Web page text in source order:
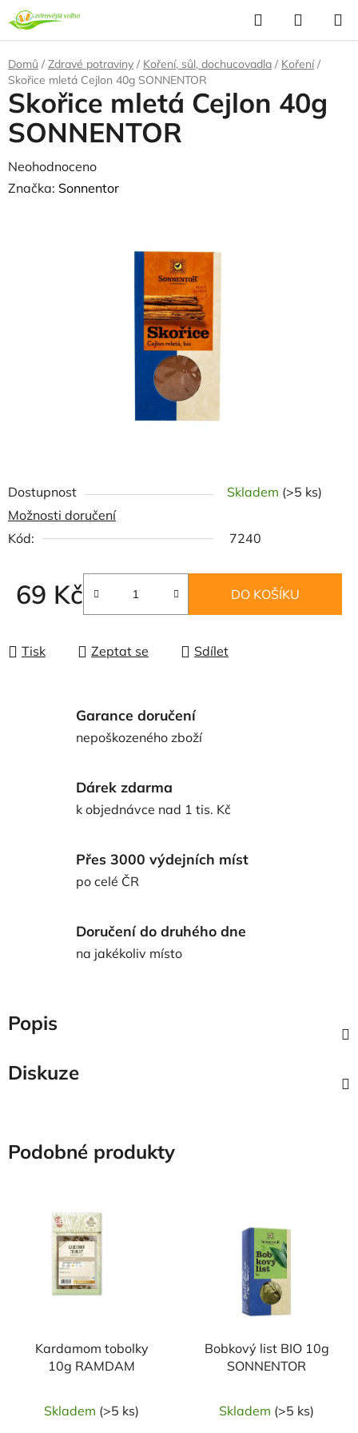
Přejít
na
obsah
Hledat
KOŠÍK
Domů / Zdravé potraviny / Koření, sůl, dochucovadla / Koření /
Skořice mletá Cejlon 40g SONNENTOR
Dostupnost Skladem (>5 ks)
Možnosti doručení
Kód:
7240
69 Kč
Měrná cena:
DO KOŠÍKU
Tisk Zeptat se Sdílet
Skořice mletá Cejlon 40g
SONNENTOR
Průměrné
hodnocení
Neohodnoceno
Značka: Sonnentor
Garance doručení
nepoškozeného zboží
Dárek zdarma
k objednávce nad 1 tis. Kč
Přes 3000 výdejních míst
po celé ČR
Doručení do druhého dne
na jakékoliv místo
Popis
Diskuze
Podobné produkty
NAŠE OVĚŘENÁ
VOLBA
Kardamom tobolky
10g RAMDAM
Skladem (>5 ks)
Bobkový list BIO 10g
SONNENTOR
Skladem (>5 ks)